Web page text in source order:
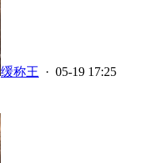
缓称王 · 05-19 17:25